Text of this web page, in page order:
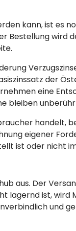
kann, ist es
Bestellung wird
der
eine
bleiben
handelt,
eigener
ist oder nicht
aus. Der
lagernd ist,
und